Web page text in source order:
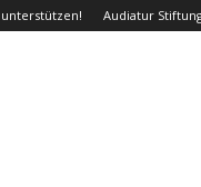
Audiatur